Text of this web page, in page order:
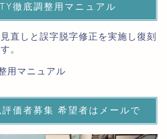
徹底調整用マニュアル
直しと誤字脱字修正を実施し復刻
。
用マニュアル
価者募集 希望者はメールで